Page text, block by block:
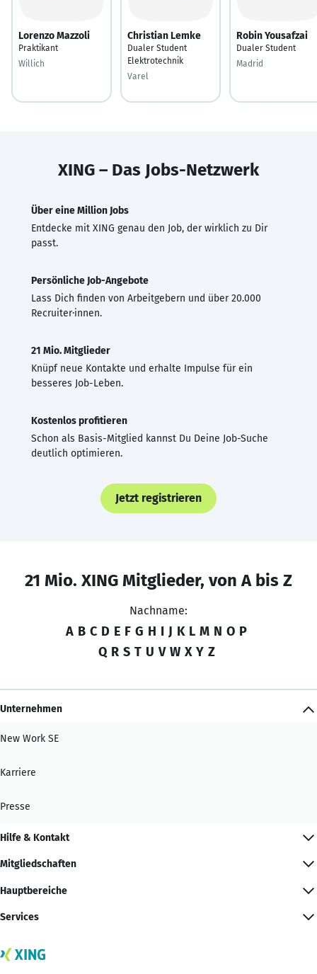
Lorenzo Mazzoli
Praktikant
Willich
Christian Lemke
Dualer Student
Elektrotechnik
Varel
Robin Yousafzai
Dualer Student
Madrid
XING – Das Jobs-Netzwerk
Über eine Million Jobs
Entdecke mit XING genau den Job, der wirklich zu Dir
passt.
Persönliche Job-Angebote
Lass Dich finden von Arbeitgebern und über 20.000
Recruiter·innen.
21 Mio. Mitglieder
Knüpf neue Kontakte und erhalte Impulse für ein
besseres Job-Leben.
Kostenlos profitieren
Schon als Basis-Mitglied kannst Du Deine Job-Suche
deutlich optimieren.
Jetzt registrieren
21 Mio. XING Mitglieder, von A bis Z
Nachname:
A B C D E F G H I J K L M N O P
Q R S T U V W X Y Z
Unternehmen
New Work SE
Karriere
Presse
Hilfe & Kontakt
Mitgliedschaften
Hauptbereiche
Services